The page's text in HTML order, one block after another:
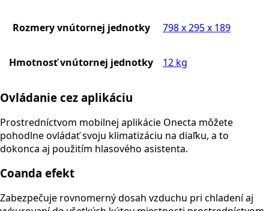
Rozmery vnútornej jednotky 798 x 295 x 189
Hmotnosť vnútornej jednotky 12 kg
Ovládanie cez aplikáciu
Prostredníctvom mobilnej aplikácie Onecta môžete
pohodlne ovládať svoju klimatizáciu na diaľku, a to
dokonca aj použitím hlasového asistenta.
Coanda efekt
Zabezpečuje rovnomerný dosah vzduchu pri chladení aj